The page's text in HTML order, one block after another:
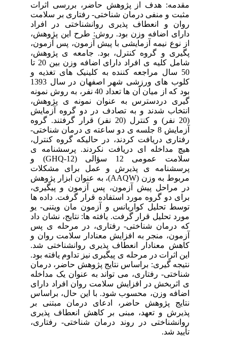
مقدمه: هدف از پژوهش حاضر، بررسی اثرات
مثبت و منفی درمان شناختی- رفتاری بر سلامت
روان و انعطاف پذیری روانشناختی در افراد
دارای اضافه وزن بود. روش: طرح این پژوهش،
از نوع نیمه آزمایشی با پیش آزمون،‌ پس آزمون،
پگیری و گروه کنترل، بود. جامعه ی پژوهش،
شامل کلیه ی افراد دارای اضافه وزن بین 20 تا
50 سال مراجعه کننده به کلینیک های تغذیه و
کلوب های ورزشی شهر اصفهان در سال 1393
بود که از میان آن ها تعداد 40 نفر، به روش نمونه
گیری دردسترس به عنوان نمونه ی پژوهش،‌
انتخاب شدند و به تصادف در دو گروه آزمایش
(20 نفر) و کنترل (20 نفر) قرار گرفتند. گروه
آزمایش 8 جلسه ی دو ساعته ی درمان شناختی-
رفتاری دریافت کردند، در حالیکه گروه کنترل،
هیچ مداخله ای دریافت نکردند. پرسشنامه ی
سلامت عمومی 12 سؤالی (GHQ-12) و
پرسشنامه ی پذیرش و عمل برای مشکلات
مربوط به وزن (AAQW)، به عنوان ابزار پژوهش
در مراحل پیش آزمون، پس آزمون و پیگیری،
برای دو گروه مورد استفاده قرار گرفت. داده ها
توسط تحلیل کواریانس و آزمون مان ویتنی- یو
مورد تحلیل قرار گرفت. یافته ها: نتایج، نشان داد
که درمان شناختی- رفتاری، در مرحله ی پس
آزمون، منجر به افزایش معنادار سلامت روان و
کاهش معنادار انعطاف پذیری روانشناختی شد.
این اثرات در مرحله ی پیگیری نیز تداوم یافته بود.
نتیجه گیری: براساس نتایج پژوهش حاضر، درمان
شناختی- رفتاری، می تواند به عنوان یک مداخله
ی اثربخش در افزایش سلامت روان افراد دارای
اضافه وزن، محسوب شود. با این حال،‌ براساس
نتایج پژوهش حاضر، ادعای درمان مبتنی بر
پذیرش و تعهد، مبنی بر کاهش انعطاف پذیری
روانشناختی در روند درمان شناختی- رفتاری،
تأیید شد.